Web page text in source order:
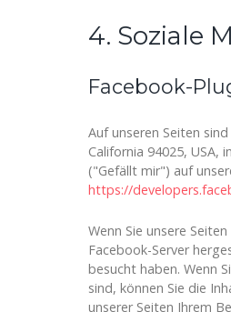
4. Soziale
Facebook-
Auf unseren Seiten
California 94025,
("Gefällt mir") auf
https://
Wenn Sie unsere
Facebook-Server
besucht haben. Wenn
sind, können Sie die
unserer Seiten Ihrem